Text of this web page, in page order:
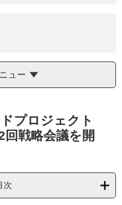
ュー
プロジェクト
回戦略会議を開
次